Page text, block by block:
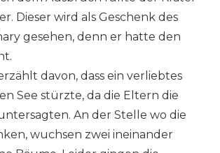
Dieser wird als Geschenk des
gesehen, denn er hatte den
davon, dass ein verliebtes
See stürzte, da die Eltern die
An der Stelle wo die
wuchsen zwei ineinander